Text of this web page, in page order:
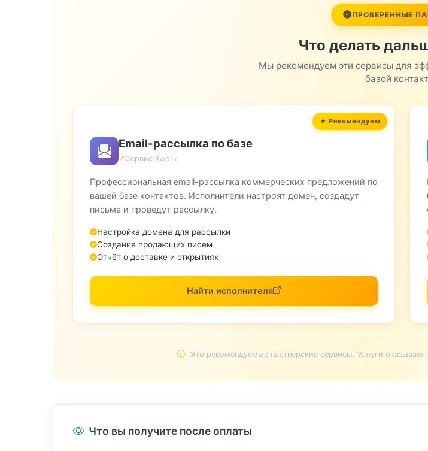
цветной металл
ПРОВЕРЕННЫЕ
Что делать
Мы рекомендуем эти сервисы для
базой
Email-рассылка по базе
Сервис Kwork
Профессиональная email-рассылка коммерческих предложений по
вашей базе контактов. Исполнители настроят домен, создадут
письма и проведут рассылку.
Настройка домена для рассылки
Создание продающих писем
Отчёт о доставке и открытиях
Найти исполнителя
Это рекомендуемые партнёрские сервисы. Услуги
Что вы получите после оплаты